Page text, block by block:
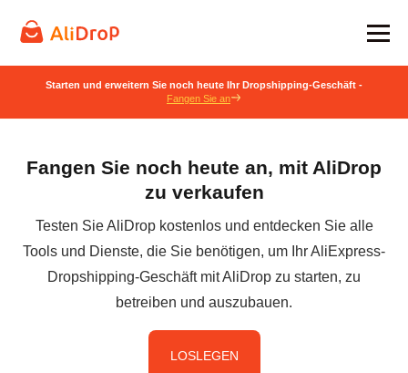
Starten und erweitern Sie noch heute Ihr Dropshipping-Geschäft -
Fangen Sie an
Fangen Sie noch heute an, mit AliDrop
zu verkaufen
Testen Sie AliDrop kostenlos und entdecken Sie alle
Tools und Dienste, die Sie benötigen, um Ihr AliExpress-
Dropshipping-Geschäft mit AliDrop zu starten, zu
betreiben und auszubauen.
LOSLEGEN